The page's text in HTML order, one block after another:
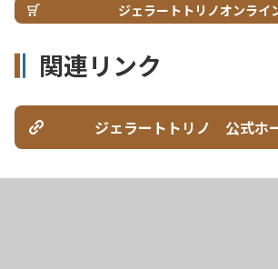
ジェラートトリノオンライ
関連リンク
ジェラートトリノ 公式ホ